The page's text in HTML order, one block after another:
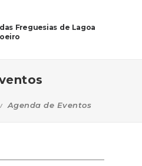
Freguesias de Lagoa
Agenda de Eventos